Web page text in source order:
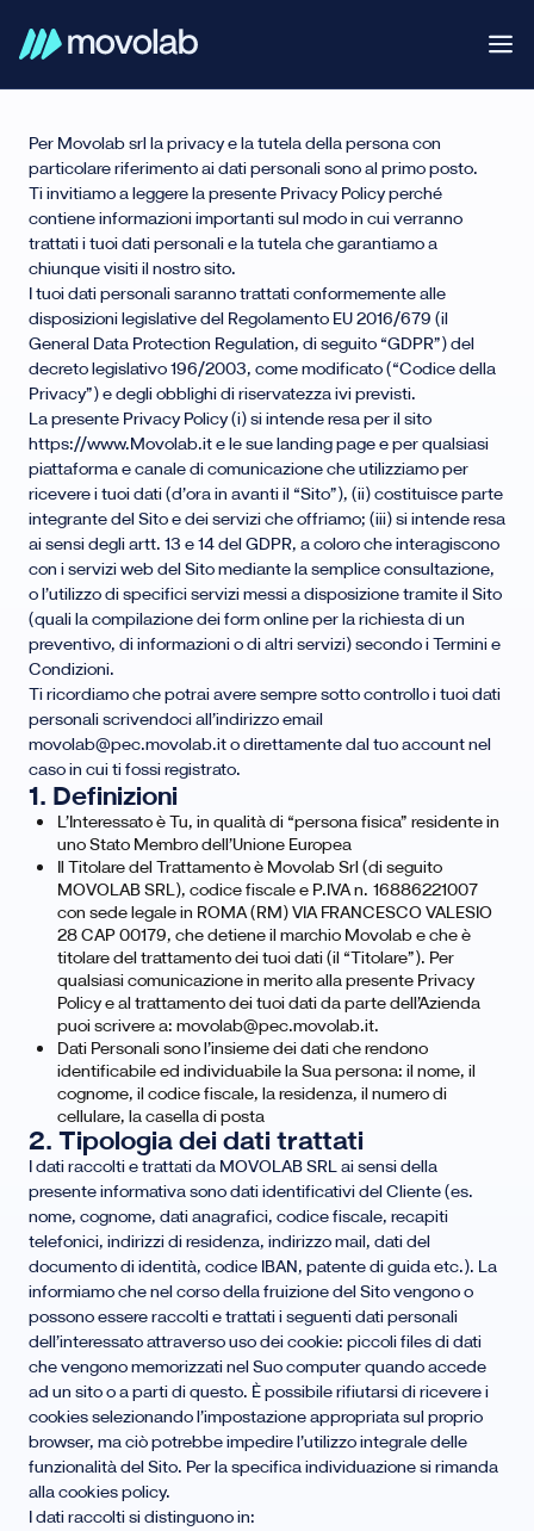
Per Movolab srl la privacy e la tutela della persona con
particolare riferimento ai dati personali sono al primo posto.
Ti invitiamo a leggere la presente Privacy Policy perché
contiene informazioni importanti sul modo in cui verranno
trattati i tuoi dati personali e la tutela che garantiamo a
chiunque visiti il nostro sito.
I tuoi dati personali saranno trattati conformemente alle
disposizioni legislative del Regolamento EU 2016/679 (il
General Data Protection Regulation, di seguito “GDPR”) del
decreto legislativo 196/2003, come modificato (“Codice della
Privacy”) e degli obblighi di riservatezza ivi previsti.
La presente Privacy Policy (i) si intende resa per il sito
https://www.Movolab.it e le sue landing page e per qualsiasi
piattaforma e canale di comunicazione che utilizziamo per
ricevere i tuoi dati (d’ora in avanti il “Sito”), (ii) costituisce parte
integrante del Sito e dei servizi che offriamo; (iii) si intende resa
ai sensi degli artt. 13 e 14 del GDPR, a coloro che interagiscono
con i servizi web del Sito mediante la semplice consultazione,
o l’utilizzo di specifici servizi messi a disposizione tramite il Sito
(quali la compilazione dei form online per la richiesta di un
preventivo, di informazioni o di altri servizi) secondo i Termini e
Condizioni.
Ti ricordiamo che potrai avere sempre sotto controllo i tuoi dati
personali scrivendoci all’indirizzo email
movolab@pec.movolab.it o direttamente dal tuo account nel
caso in cui ti fossi registrato.
1. Definizioni
L’Interessato è Tu, in qualità di “persona fisica” residente in
uno Stato Membro dell’Unione Europea
Il Titolare del Trattamento è Movolab Srl (di seguito
MOVOLAB SRL), codice fiscale e P.IVA n. 16886221007
con sede legale in ROMA (RM) VIA FRANCESCO VALESIO
28 CAP 00179, che detiene il marchio Movolab e che è
titolare del trattamento dei tuoi dati (il “Titolare”). Per
qualsiasi comunicazione in merito alla presente Privacy
Policy e al trattamento dei tuoi dati da parte dell’Azienda
puoi scrivere a: movolab@pec.movolab.it.
Dati Personali sono l’insieme dei dati che rendono
identificabile ed individuabile la Sua persona: il nome, il
cognome, il codice fiscale, la residenza, il numero di
cellulare, la casella di posta
2. Tipologia dei dati trattati
I dati raccolti e trattati da MOVOLAB SRL ai sensi della
presente informativa sono dati identificativi del Cliente (es.
nome, cognome, dati anagrafici, codice fiscale, recapiti
telefonici, indirizzi di residenza, indirizzo mail, dati del
documento di identità, codice IBAN, patente di guida etc.). La
informiamo che nel corso della fruizione del Sito vengono o
possono essere raccolti e trattati i seguenti dati personali
dell’interessato attraverso uso dei cookie: piccoli files di dati
che vengono memorizzati nel Suo computer quando accede
ad un sito o a parti di questo. È possibile rifiutarsi di ricevere i
cookies selezionando l’impostazione appropriata sul proprio
browser, ma ciò potrebbe impedire l’utilizzo integrale delle
funzionalità del Sito. Per la specifica individuazione si rimanda
alla cookies policy.
I dati raccolti si distinguono in: